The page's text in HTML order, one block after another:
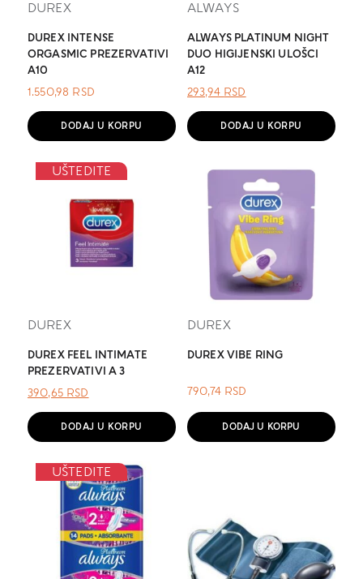
DUREX
DUREX INTENSE
ORGASMIC PREZERVATIVI
A10
1.550,98 RSD
DODAJ U KORPU
ALWAYS
ALWAYS PLATINUM NIGHT
DUO HIGIJENSKI ULOŠCI
A12
ОРИГИНАЛНА
ЈЕ
БИЛА:
293,94 RSD
ЈЕ:
DODAJ U KORPU
UŠTEDITE
DUREX
DUREX FEEL INTIMATE
PREZERVATIVI A 3
ОРИГИНАЛНА
ЈЕ
БИЛА:
390,65 RSD
ЈЕ:
DODAJ U KORPU
DUREX
DUREX VIBE RING
790,74 RSD
DODAJ U KORPU
UŠTEDITE